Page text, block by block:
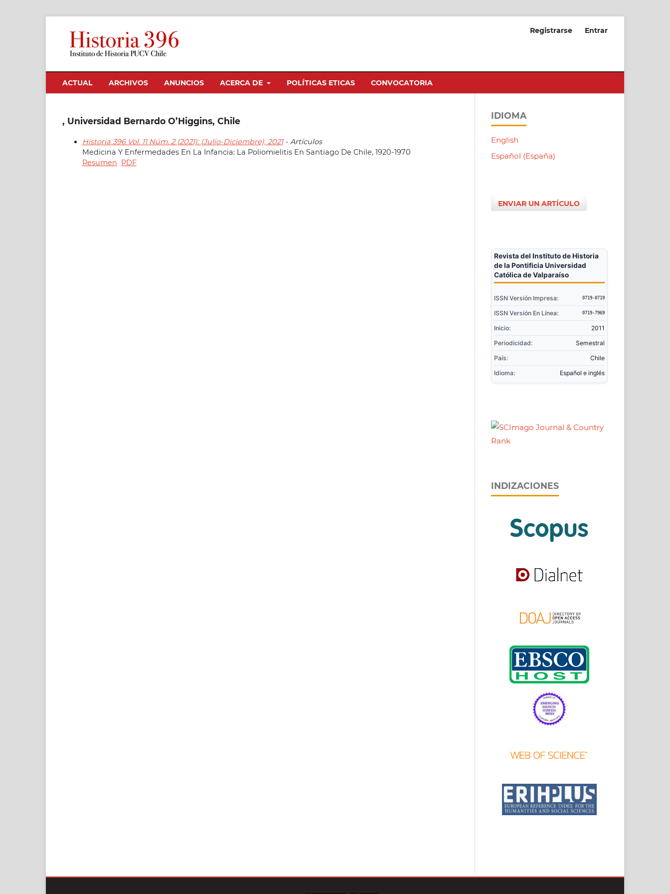
ACTUAL ARCHIVOS ANUNCIOS ACERCA DE POLÍTICAS ETICAS CONVOCATORIA
Registrarse Entrar
, Universidad Bernardo O’Higgins, Chile
Historia 396 Vol. 11 Núm. 2 (2021): (Julio-Diciembre), 2021- Artículos
Medicina Y Enfermedades En La Infancia: La Poliomielitis En Santiago De Chile, 1920-1970
Resumen
PDF
IDIOMA
English
Español (España)
ENVIAR UN ARTÍCULO
Revista del Instituto de Historia
de la Pontificia Universidad
Católica de Valparaíso
ISSN Versión Impresa: 0719-0719
ISSN Versión En Línea: 0719-7969
Inicio:
2011
Periodicidad:
Semestral
País:
Chile
Idioma:
Español e inglés
INDIZACIONES